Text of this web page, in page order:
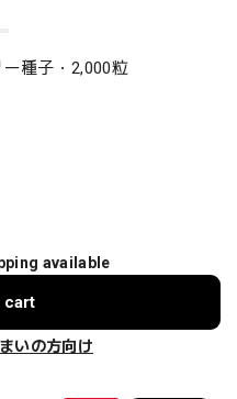
種子・2,000粒
available
cart
いの方向け